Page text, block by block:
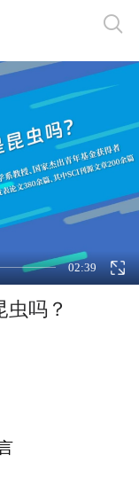
02:39
吗？